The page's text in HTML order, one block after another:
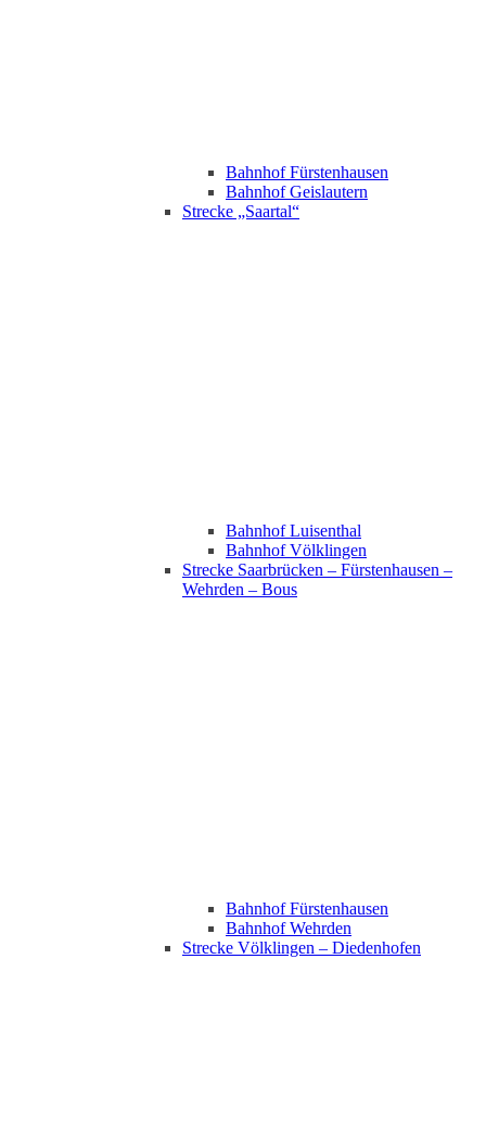
Bahnhof Fürstenhausen
Bahnhof Geislautern
Strecke „Saartal“
Bahnhof Luisenthal
Bahnhof Völklingen
Strecke Saarbrücken – Fürstenhausen –
Wehrden – Bous
Bahnhof Fürstenhausen
Bahnhof Wehrden
Strecke Völklingen – Diedenhofen